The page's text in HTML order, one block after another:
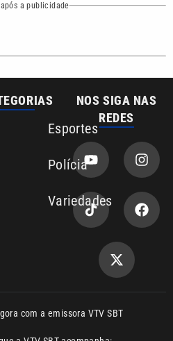
a publicidade
Esportes
Polícia
Variedades
com a emissora VTV SBT
a VTV SBT acompanha:
com a VTV News